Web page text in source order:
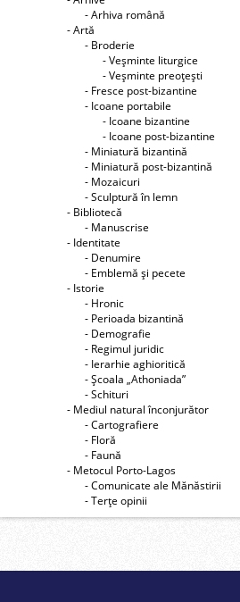
- Arhiva română
- Artă
- Broderie
- Veşminte liturgice
- Veşminte preoţeşti
- Fresce post-bizantine
- Icoane portabile
- Icoane bizantine
- Icoane post-bizantine
- Miniatură bizantină
- Miniatură post-bizantină
- Mozaicuri
- Sculptură în lemn
- Bibliotecă
- Manuscrise
- Identitate
- Denumire
- Emblemă şi pecete
- Istorie
- Hronic
- Perioada bizantină
- Demografie
- Regimul juridic
- Ierarhie aghioritică
- Şcoala „Athoniada”
- Schituri
- Mediul natural înconjurător
- Cartografiere
- Floră
- Faună
- Metocul Porto-Lagos
- Comunicate ale Mănăstirii
- Terţe opinii